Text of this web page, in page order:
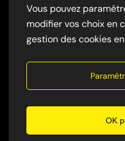
Grattements,
✅ Traces et
crottes noires
odeur persistante
Vous pouvez
modifier vos choix en
gestion des cookies
OK